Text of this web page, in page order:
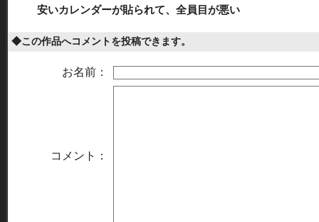
安いカレンダーが貼られて、全員目が悪い
◆この作品へコメントを投稿できます。
お名前：
コメント：